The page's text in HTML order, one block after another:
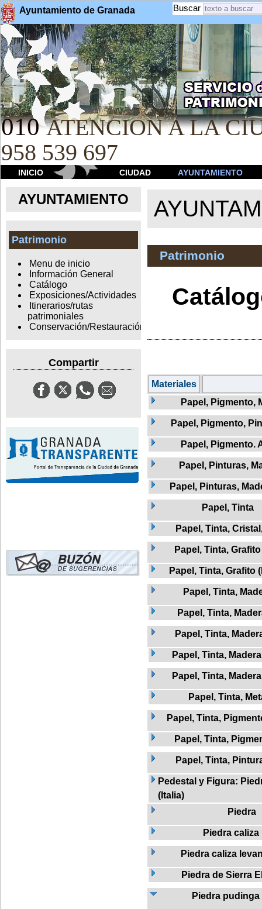
Ayuntamiento de Granada Buscar
010 ATENCION A LA
958 539 697
INICIO CIUDAD AYUNTAMIENTO
AYUNTAMIENTO
Patrimonio
Menu de inicio
Información General
Catálogo
Exposiciones/Actividades
Itinerarios/rutas
patrimoniales
Conservación/Restauración
Compartir
Patrimonio
Materiales
Papel, Pigmento,
Papel, Pigmento,
Papel, Pigmento.
Papel, Pinturas,
Papel, Pinturas,
Papel, Tinta
Papel, Tinta,
Papel, Tinta,
Papel, Tinta, Grafito
Papel, Tinta,
Papel, Tinta,
Papel, Tinta,
Papel, Tinta,
Papel, Tinta,
Papel, Tinta,
Papel, Tinta,
Papel, Tinta,
Papel, Tinta,
Pedestal y Figura:
(Italia)
Piedra
Piedra caliza
Piedra caliza
Piedra de Sierra
Piedra pudinga